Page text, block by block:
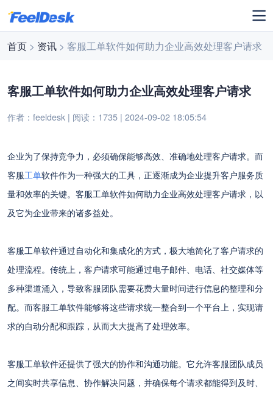
首页 > 资讯 > 客服工单软件如何助力企业高效处理客户请求
客服工单软件如何助力企业高效处理客户请求
作者：feeldesk | 阅读：1735 | 2024-09-02 18:05:54
企业为了保持竞争力，必须确保能够高效、准确地处理客户请求。而
客服工单软件作为一种强大的工具，正逐渐成为企业提升客户服务质
量和效率的关键。客服工单软件如何助力企业高效处理客户请求，以
及它为企业带来的诸多益处。
客服工单软件通过自动化和集成化的方式，极大地简化了客户请求的
处理流程。传统上，客户请求可能通过电子邮件、电话、社交媒体等
多种渠道涌入，导致客服团队需要花费大量时间进行信息的整理和分
配。而客服工单软件能够将这些请求统一整合到一个平台上，实现请
求的自动分配和跟踪，从而大大提高了处理效率。
客服工单软件还提供了强大的协作和沟通功能。它允许客服团队成员
之间实时共享信息、协作解决问题，并确保每个请求都能得到及时、